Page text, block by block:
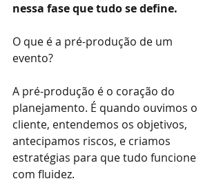
nessa fase que tudo se define.
O que é a pré-produção de um
evento?
A pré-produção é o coração do
planejamento. É quando ouvimos o
cliente, entendemos os objetivos,
antecipamos riscos, e criamos
estratégias para que tudo funcione
com fluidez.